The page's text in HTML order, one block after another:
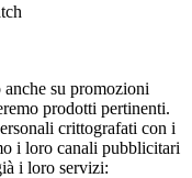
su promozioni
prodotti pertinenti.
crittografati con i
i loro canali pubblicitari
i loro servizi: